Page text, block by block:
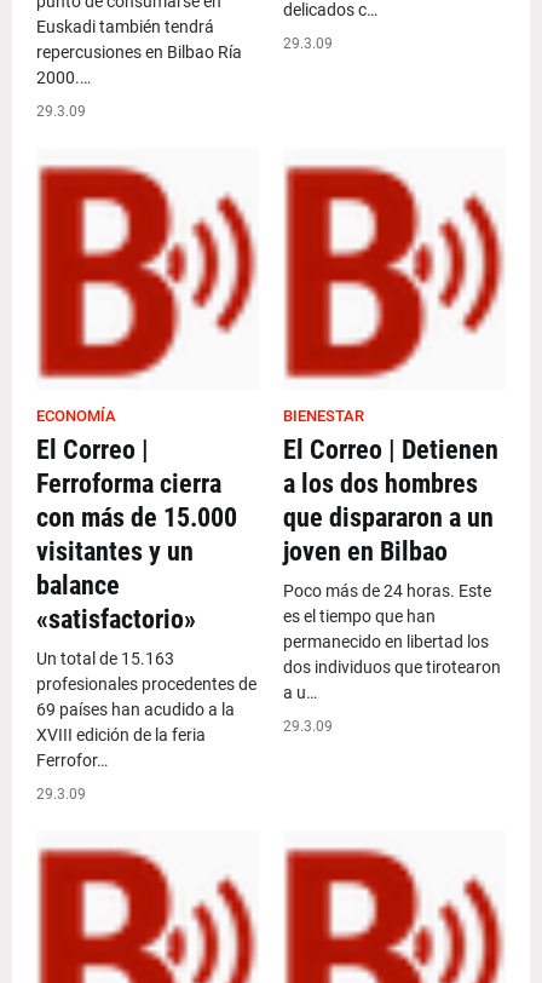
Euskadi también tendrá
repercusiones en Bilbao Ría
2000.…
29.3.09
delicados c…
29.3.09
ECONOMÍA
El Correo |
Ferroforma cierra
con más de 15.000
visitantes y un
balance
«satisfactorio»
Un total de 15.163
profesionales procedentes de
69 países han acudido a la
XVIII edición de la feria
Ferrofor…
29.3.09
BIENESTAR
El Correo | Detienen
a los dos hombres
que dispararon a un
joven en Bilbao
Poco más de 24 horas. Este
es el tiempo que han
permanecido en libertad los
dos individuos que tirotearon
a u…
29.3.09